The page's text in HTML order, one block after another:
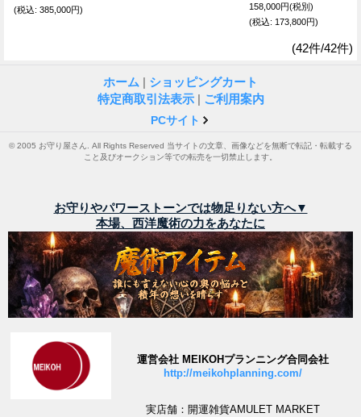
(税込: 385,000円)
158,000円(税別)
(税込: 173,800円)
(42件/42件)
ホーム | ショッピングカート
特定商取引法表示 | ご利用案内
PCサイト
© 2005 お守り屋さん. All Rights Reserved 当サイトの文章、画像などを無断で転記・転載する
こと及びオークション等での転売を一切禁止します。
お守りやパワーストーンでは物足りない方へ▼
本場、西洋魔術の力をあなたに
運営会社 MEIKOHプランニング合同会社
http://meikohplanning.com/
実店舗：開運雑貨AMULET MARKET